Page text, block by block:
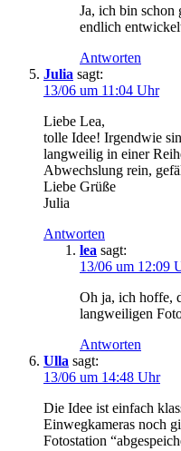
Ja, ich bin schon
endlich
Antworten
Julia sagt:
13/06 um 11:04 Uhr
Liebe Lea,
tolle Idee! Irgendwie
langweilig in einer
Abwechslung rein,
Liebe Grüße
Julia
Antworten
lea sagt:
13/06 um 12:09
Oh ja, ich hoffe,
langweiligen
Antworten
Ulla sagt:
13/06 um 14:48 Uhr
Die Idee ist einfach
Einwegkameras noch
Fotostation